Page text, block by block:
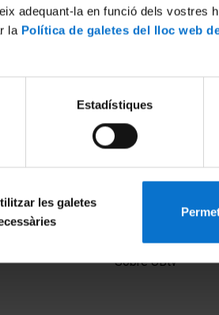
adequant-la en funció dels vostres
la Política de galetes del lloc web
Estadístiques
les galetes
Sobre UBtv